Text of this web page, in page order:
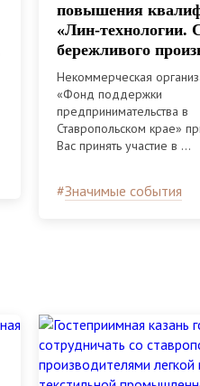
повышения
«Лин-технологии.
бережливого
Некоммерческая
«Фонд поддержки
предпринимательства в
Ставропольском крае»
Вас принять участие в ...
#Значимые события